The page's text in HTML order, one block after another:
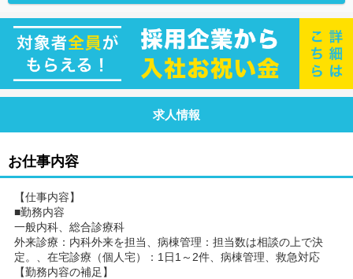
求人情報
お仕事内容
【仕事内容】
■勤務内容
一般内科、総合診療科
外来診療：内科外来を担当、病棟管理：担当数は相談の上で決
定。、在宅診療（個人宅）：1日1～2件、病棟管理、救急対応
【勤務内容の補足】